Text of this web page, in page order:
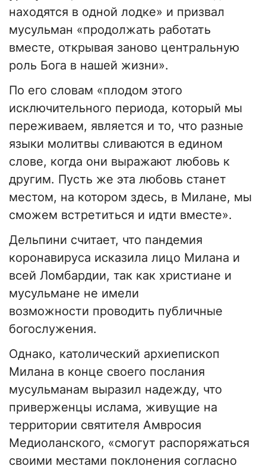
находятся в одной лодке» и призвал
мусульман «продолжать работать
вместе, открывая заново центральную
роль Бога в нашей жизни».
По его словам «плодом этого
исключительного периода, который мы
переживаем, является и то, что разные
языки молитвы сливаются в едином
слове, когда они выражают любовь к
другим. Пусть же эта любовь станет
местом, на котором здесь, в Милане, мы
сможем встретиться и идти вместе».
Дельпини считает, что пандемия
коронавируса исказила лицо Милана и
всей Ломбардии, так как христиане и
мусульмане не имели
возможности проводить публичные
богослужения.
Однако, католический архиепископ
Милана в конце своего послания
мусульманам выразил надежду, что
приверженцы ислама, живущие на
территории святителя Амвросия
Медиоланского, «смогут распоряжаться
своими местами поклонения согласно